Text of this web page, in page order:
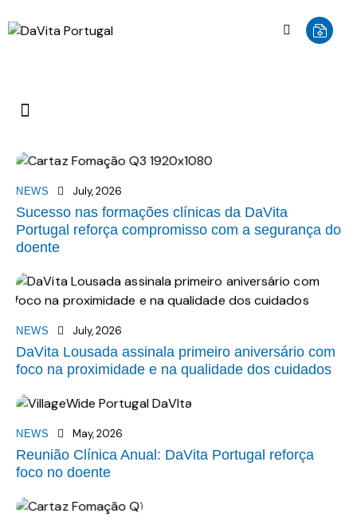
NEWS July, 2026
Sucesso nas formações clínicas da DaVita
Portugal reforça compromisso com a segurança do
doente
NEWS July, 2026
DaVita Lousada assinala primeiro aniversário com
foco na proximidade e na qualidade dos cuidados
NEWS May, 2026
Reunião Clínica Anual: DaVita Portugal reforça
foco no doente